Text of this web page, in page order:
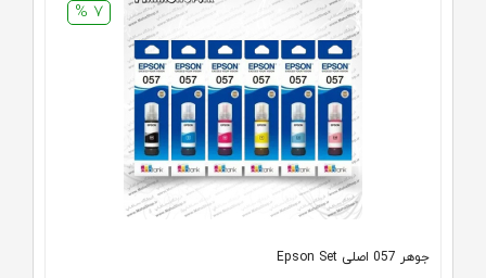
7 %
جوهر 057 اصلی Epson Set